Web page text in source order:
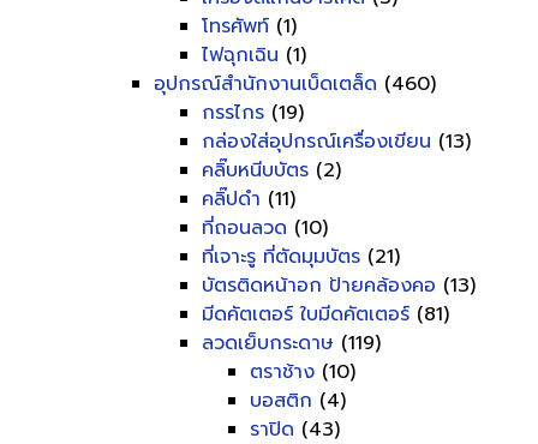
โทรศัพท์ (1)
ไฟฉุกเฉิน (1)
อุปกรณ์สำนักงานเบ็ดเตล็ด (460)
กรรไกร (19)
กล่องใส่อุปกรณ์เครื่องเขียน (13)
คลิ๊บหนีบบัตร (2)
คลิ๊ปดำ (11)
ที่ถอนลวด (10)
ที่เจาะรู ที่ตัดมุมบัตร (21)
บัตรติดหน้าอก ป้ายคล้องคอ (13)
มีดคัตเตอร์ ใบมีดคัตเตอร์ (81)
ลวดเย็บกระดาษ (119)
ตราช้าง (10)
บอสติก (4)
ราปิด (43)